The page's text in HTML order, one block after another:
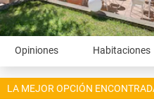
Opiniones Habitaciones
LA MEJOR OPCIÓN